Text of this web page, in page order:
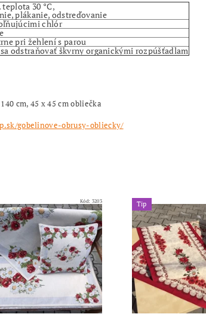
30 °C,
plákanie, odstreďovanie
chlór
pri žehlení s parou
odstraňovať škvrny organickými rozpúšťadlam
cm, 45 x 45 cm obliečka
gobelinove-obrusy-obliecky/
Kód: 3203 Tip